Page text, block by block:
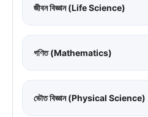
জীবন বিজ্ঞান (Life Science)
গণিত (Mathematics)
ভৌত বিজ্ঞান (Physical Science)